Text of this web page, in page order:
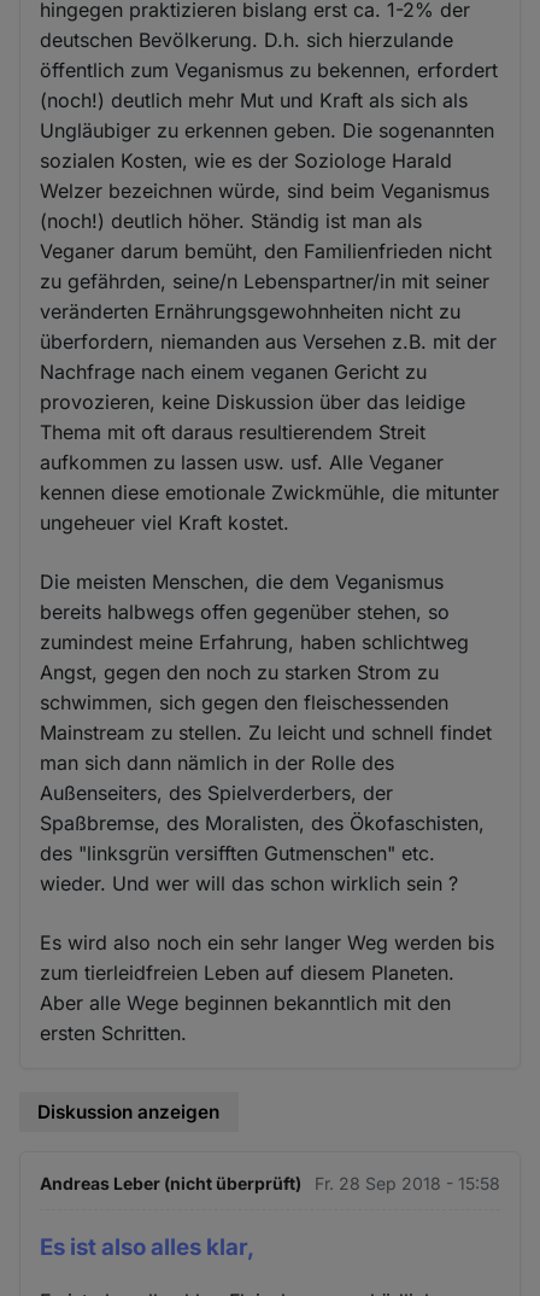
hingegen praktizieren bislang erst ca. 1-2% der
deutschen Bevölkerung. D.h. sich hierzulande
öffentlich zum Veganismus zu bekennen, erfordert
(noch!) deutlich mehr Mut und Kraft als sich als
Ungläubiger zu erkennen geben. Die sogenannten
sozialen Kosten, wie es der Soziologe Harald
Welzer bezeichnen würde, sind beim Veganismus
(noch!) deutlich höher. Ständig ist man als
Veganer darum bemüht, den Familienfrieden nicht
zu gefährden, seine/n Lebenspartner/in mit seiner
veränderten Ernährungsgewohnheiten nicht zu
überfordern, niemanden aus Versehen z.B. mit der
Nachfrage nach einem veganen Gericht zu
provozieren, keine Diskussion über das leidige
Thema mit oft daraus resultierendem Streit
aufkommen zu lassen usw. usf. Alle Veganer
kennen diese emotionale Zwickmühle, die mitunter
ungeheuer viel Kraft kostet.
Die meisten Menschen, die dem Veganismus
bereits halbwegs offen gegenüber stehen, so
zumindest meine Erfahrung, haben schlichtweg
Angst, gegen den noch zu starken Strom zu
schwimmen, sich gegen den fleischessenden
Mainstream zu stellen. Zu leicht und schnell findet
man sich dann nämlich in der Rolle des
Außenseiters, des Spielverderbers, der
Spaßbremse, des Moralisten, des Ökofaschisten,
des "linksgrün versifften Gutmenschen" etc.
wieder. Und wer will das schon wirklich sein ?
Es wird also noch ein sehr langer Weg werden bis
zum tierleidfreien Leben auf diesem Planeten.
Aber alle Wege beginnen bekanntlich mit den
ersten Schritten.
Diskussion anzeigen
Andreas Leber (nicht überprüft) Fr. 28 Sep 2018 - 15:58
Es ist also alles klar,